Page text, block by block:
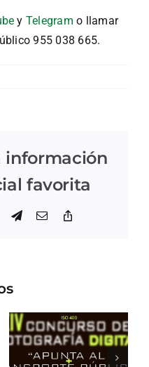
y Telegramo llamar
955 038 665.
información
favorita
WhatsApp
Telegram
Correo